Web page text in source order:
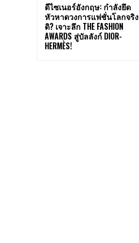
ดีไซเนอร์อังกฤษ: กำลังยึด
หัวหาดวงการแฟชั่นโลกจริง
ดิ? เจาะลึก THE FASHION
AWARDS สู่บัลลังก์ DIOR-
HERMÈS!